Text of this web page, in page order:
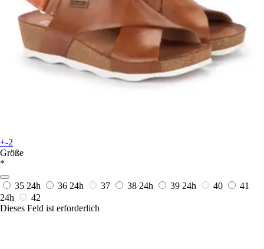
+-2
Größe
*
35 24h 36 24h 37 38 24h 39 24h 40
41
24h
42
Dieses Feld ist erforderlich